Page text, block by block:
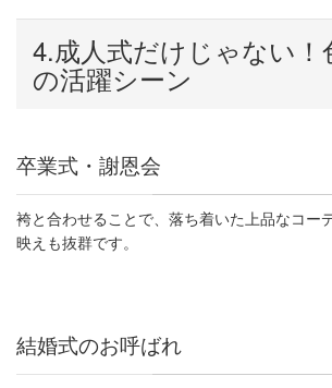
4.成人式だけじゃない！
の活躍シーン
卒業式・謝恩会
袴と合わせることで、落ち着いた上品なコー
映えも抜群です。
結婚式のお呼ばれ